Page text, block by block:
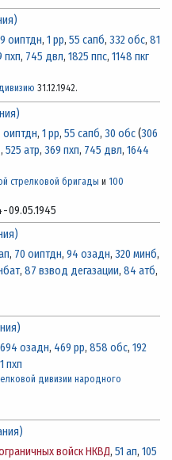
оиптдн, 1 рр, 55 сапб, 332 обс, 81
пхп, 745 двл, 1825 ппс, 1148 пкг
31.12.1942.
оиптдн, 1 рр, 55 сапб, 30 обс(306
, 525 атр, 369 пхп, 745 двл, 1644
стрелковой бригады и 100
-09.05.1945
, 70 оиптдн, 94 озадн, 320 минб,
, 87 взвод дегазации, 84 атб,
694 озадн, 469 рр, 858 обс, 192
пхп
дивизии народного
войск НКВД, 51 ап, 105